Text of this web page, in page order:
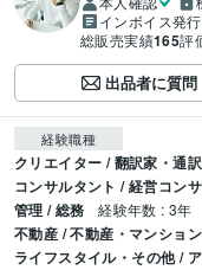
インボイス発
総販売実績165評
出品者に質問
経験職種
クリエイター / 翻訳家・通訳
コンサルタント / 経営コン
管理 / 総務 経験年数 : 3年
不動産 / 不動産・マンショ
ライフスタイル・その他 /